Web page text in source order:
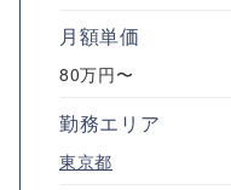
月額単価
80万円〜
勤務エリア
東京都